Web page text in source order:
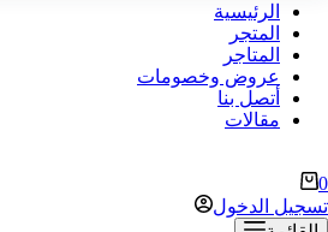
الرئيسية
المتجر
المتاجر
عروض وخصومات
أتصل بنا
مقالات
عربة
التسوق
0
تسجيل الدخول